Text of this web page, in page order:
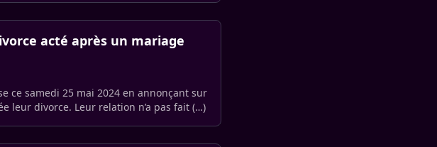
acté après un mariage
ce samedi 25 mai 2024 en annonçant sur
leur divorce. Leur relation n’a pas fait (…)